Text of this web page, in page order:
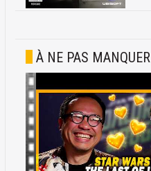
À NE PAS MANQUER